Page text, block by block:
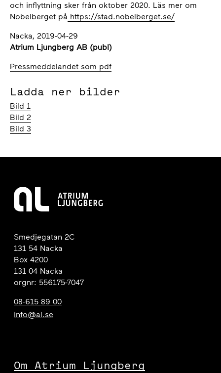
och inflyttning sker från oktober 2020. Läs mer om
Nobelberget på https://stad.nobelberget.se/
Nacka, 2019-04-29
Atrium Ljungberg AB (publ)
Pressmeddelandet som pdf
Ladda ner bilder
Bild 1
Bild 2
Bild 3
Smedjegatan 2C
131 54 Nacka
Box 4200
131 04 Nacka
orgnr: 556175-7047
08-615 89 00
info@al.se
Om Atrium Ljungberg